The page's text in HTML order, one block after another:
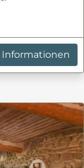
Informationen